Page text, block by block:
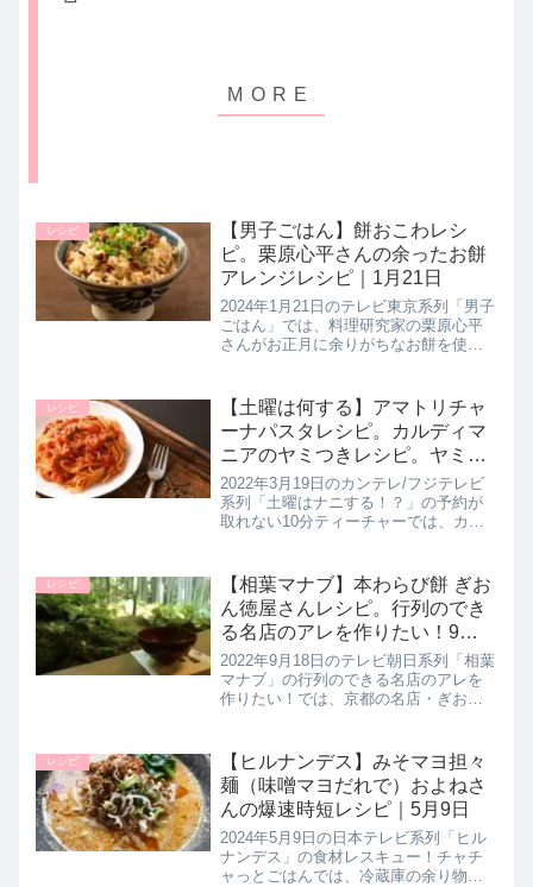
レシピ
【男子ごはん】餅おこわレシ
ピ。栗原心平さんの余ったお餅
アレンジレシピ｜1月21日
2024年1月21日のテレビ東京系列「男子
ごはん」では、料理研究家の栗原心平
さんがお正月に余りがちなお餅を使っ
介します。餅米を使わず切り餅で代
用！餅とお米を一緒に炊き上げて...
レシピ
【土曜は何する】アマトリチャ
ーナパスタレシピ。カルディマ
ニアのヤミつきレシピ。ヤミー
さんの10分ティーチャー｜3月
19日
2022年3月19日のカンテレ/フジテレビ
系列「土曜はナニする！？」の予約が
取れない10分ティーチャーでは、カル
のイタリアン・パスタ「ブカティー
ニ」を使用した【アマトリチャ...
レシピ
【相葉マナブ】本わらび餅 ぎお
ん徳屋さんレシピ。行列のでき
る名店のアレを作りたい！9月
18日
2022年9月18日のテレビ朝日系列「相葉
マナブ」の行列のできる名店のアレを
作りたい！では、京都の名店・ぎおん
作り方とポイントを詳しく紹介しま
す。ぎおん徳屋さんが考案された...
レシピ
【ヒルナンデス】みそマヨ担々
麺（味噌マヨだれで）およねさ
んの爆速時短レシピ｜5月9日
2024年5月9日の日本テレビ系列「ヒル
ナンデス」の食材レスキュー！チャチ
ャっとごはんでは、冷蔵庫の余り物復